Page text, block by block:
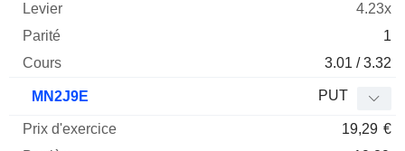
4.23x
1
3.01 / 3.32
MN2J9E PUT
19,29 €